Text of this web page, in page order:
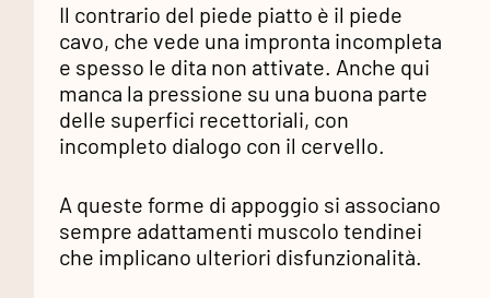
Il contrario del piede piatto è il piede
cavo, che vede una impronta incompleta
e spesso le dita non attivate. Anche qui
manca la pressione su una buona parte
delle superfici recettoriali, con
incompleto dialogo con il cervello.
A queste forme di appoggio si associano
sempre adattamenti muscolo tendinei
che implicano ulteriori disfunzionalità.